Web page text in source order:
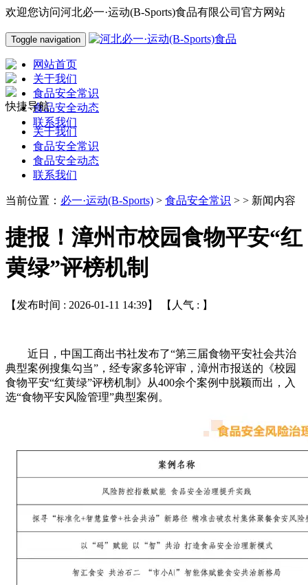
欢迎您访问河北必一·运动(B-Sports)食品有限公司官方网站
Toggle navigation
网站首页
关于我们
食品安全常识
食品安全动态
联系我们
快捷导航
关于我们
食品安全常识
食品安全动态
联系我们
当前位置： 必一·运动(B-Sports) > 食品安全常识 > > 新闻内容
捷报！漳州市校园食物平安“红
黄绿”评榜机制
【发布时间 : 2026-01-11 14:39】 【人气 : 】
近日，中国工商出书社发布了“第三届食物平安社会共治
典型案例搜集勾当”，经专家多轮评审，漳州市报送的《校园
食物平安“红黄绿”评榜机制》从400余个案例中脱颖而出，入
选“食物平安风险管理”典型案例。